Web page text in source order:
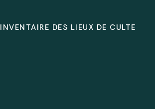
INVENTAIRE DES LIEUX DE CULTE